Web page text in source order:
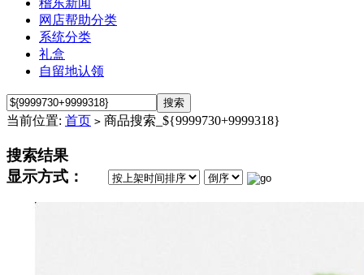
稽东新闻
网店帮助分类
系统分类
礼盒
自留地认领
当前位置: 首页 > 商品搜索_${9999730+9999318}
搜索结果
显示方式：